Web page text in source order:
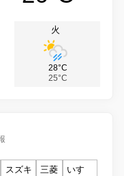
火
28°C
25°C
スズキ 三菱
いすゞ